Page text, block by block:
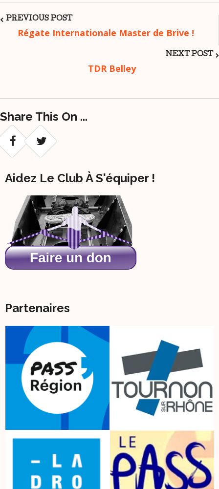
Post
PREVIOUS POST
Régate Internationale Master de Brive !
NEXT POST
TDR Belley
Share This On ...
Aidez Le Club À S'équiper !
Partenaires